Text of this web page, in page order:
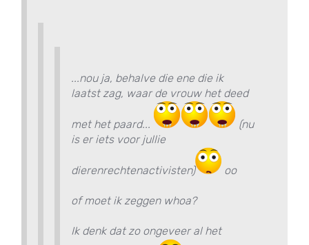
...nou ja, behalve die ene die ik
laatst zag, waar de vrouw het deed
met het paard...
(nu
is er iets voor jullie
dierenrechtenactivisten) oo
of moet ik zeggen whoa?
Ik denk dat zo ongeveer al het